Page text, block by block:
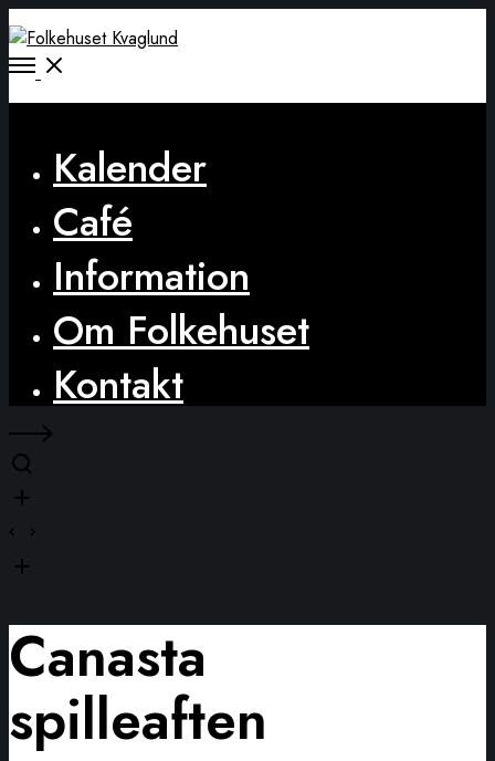
Open
Kalender
Café
Information
Om Folkehuset
Kontakt
Canasta
spilleaften